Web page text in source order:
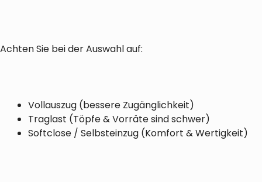
Achten Sie bei der Auswahl auf:
Vollauszug (bessere Zugänglichkeit)
Traglast (Töpfe & Vorräte sind schwer)
Softclose / Selbsteinzug (Komfort & Wertigkeit)